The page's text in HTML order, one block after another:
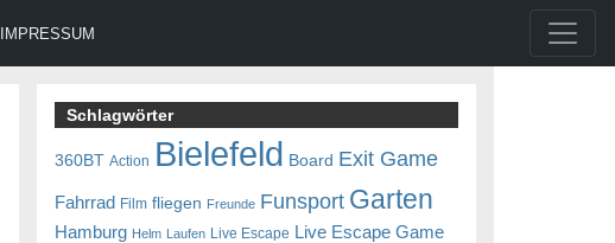
IMPRESSUM
Schlagwörter
360BT Action Bielefeld Board Exit Game
Fahrrad Film fliegen Freunde Funsport Garten
Hamburg Helm Laufen Live Escape Live Escape Game